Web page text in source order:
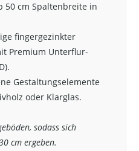
50 cm Spaltenbreite in
fingergezinkter
Premium Unterflur-
Gestaltungselemente
oder Klarglas.
sodass sich
cm ergeben.